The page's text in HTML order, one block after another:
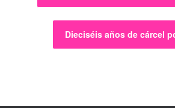
Dieciséis años de cárcel